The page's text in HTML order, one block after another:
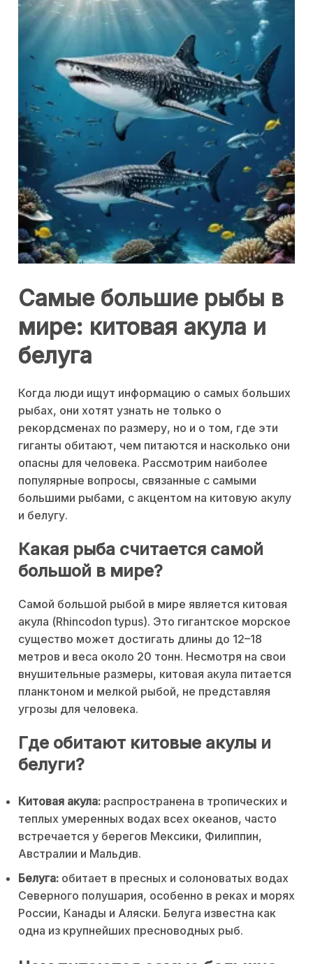
Самые большие рыбы в
мире: китовая акула и
белуга
Когда люди ищут информацию о самых больших
рыбах, они хотят узнать не только о
рекордсменах по размеру, но и о том, где эти
гиганты обитают, чем питаются и насколько они
опасны для человека. Рассмотрим наиболее
популярные вопросы, связанные с самыми
большими рыбами, с акцентом на китовую акулу
и белугу.
Какая рыба считается самой
большой в мире?
Самой большой рыбой в мире является китовая
акула (Rhincodon typus). Это гигантское морское
существо может достигать длины до 12–18
метров и веса около 20 тонн. Несмотря на свои
внушительные размеры, китовая акула питается
планктоном и мелкой рыбой, не представляя
угрозы для человека.
Где обитают китовые акулы и
белуги?
Китовая акула: распространена в тропических и
теплых умеренных водах всех океанов, часто
встречается у берегов Мексики, Филиппин,
Австралии и Мальдив.
Белуга: обитает в пресных и солоноватых водах
Северного полушария, особенно в реках и морях
России, Канады и Аляски. Белуга известна как
одна из крупнейших пресноводных рыб.